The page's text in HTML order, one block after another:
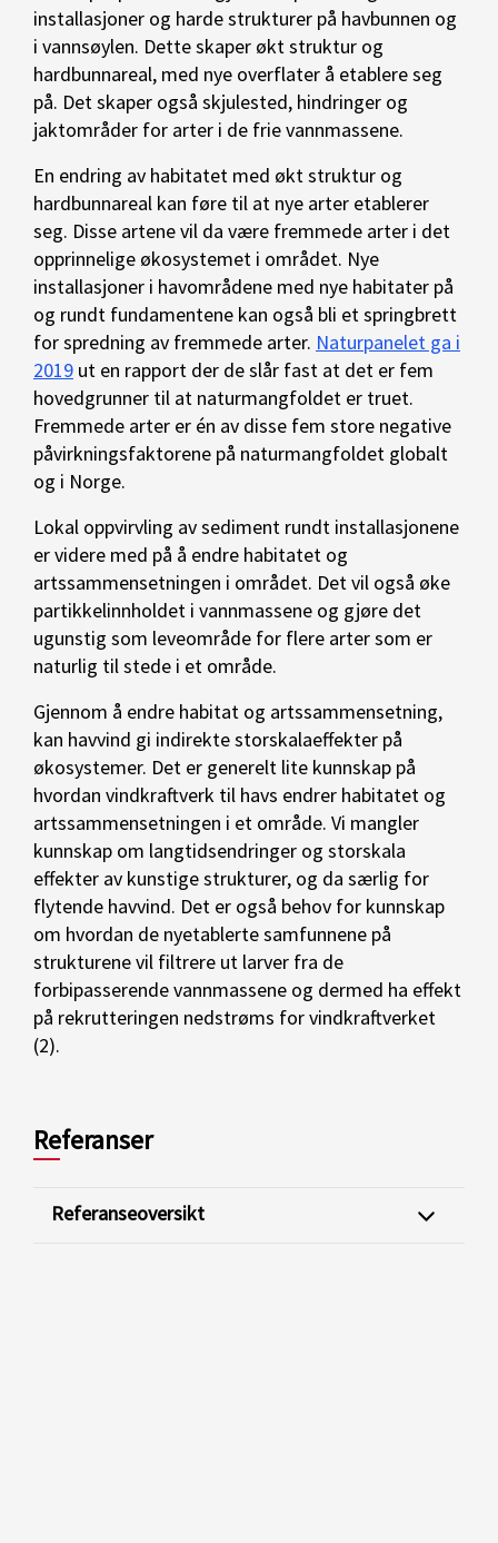
installasjoner og harde strukturer på havbunnen og
i vannsøylen. Dette skaper økt struktur og
hardbunnareal, med nye overflater å etablere seg
på. Det skaper også skjulested, hindringer og
jaktområder for arter i de frie vannmassene.
En endring av habitatet med økt struktur og
hardbunnareal kan føre til at nye arter etablerer
seg. Disse artene vil da være fremmede arter i det
opprinnelige økosystemet i området. Nye
installasjoner i havområdene med nye habitater på
og rundt fundamentene kan også bli et springbrett
for spredning av fremmede arter. Naturpanelet ga i
2019 ut en rapport der de slår fast at det er fem
hovedgrunner til at naturmangfoldet er truet.
Fremmede arter er én av disse fem store negative
påvirkningsfaktorene på naturmangfoldet globalt
og i Norge.
Lokal oppvirvling av sediment rundt installasjonene
er videre med på å endre habitatet og
artssammensetningen i området. Det vil også øke
partikkelinnholdet i vannmassene og gjøre det
ugunstig som leveområde for flere arter som er
naturlig til stede i et område.
Gjennom å endre habitat og artssammensetning,
kan havvind gi indirekte storskalaeffekter på
økosystemer. Det er generelt lite kunnskap på
hvordan vindkraftverk til havs endrer habitatet og
artssammensetningen i et område. Vi mangler
kunnskap om langtidsendringer og storskala
effekter av kunstige strukturer, og da særlig for
flytende havvind. Det er også behov for kunnskap
om hvordan de nyetablerte samfunnene på
strukturene vil filtrere ut larver fra de
forbipasserende vannmassene og dermed ha effekt
på rekrutteringen nedstrøms for vindkraftverket
(2).
Referanser
Referanseoversikt